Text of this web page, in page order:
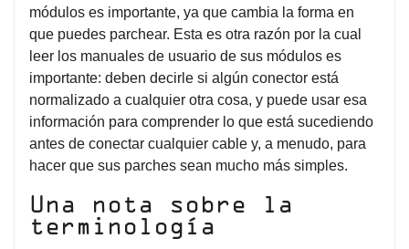
módulos es importante, ya que cambia la forma en
que puedes parchear. Esta es otra razón por la cual
leer los manuales de usuario de sus módulos es
importante: deben decirle si algún conector está
normalizado a cualquier otra cosa, y puede usar esa
información para comprender lo que está sucediendo
antes de conectar cualquier cable y, a menudo, para
hacer que sus parches sean mucho más simples.
Una nota sobre la
terminología